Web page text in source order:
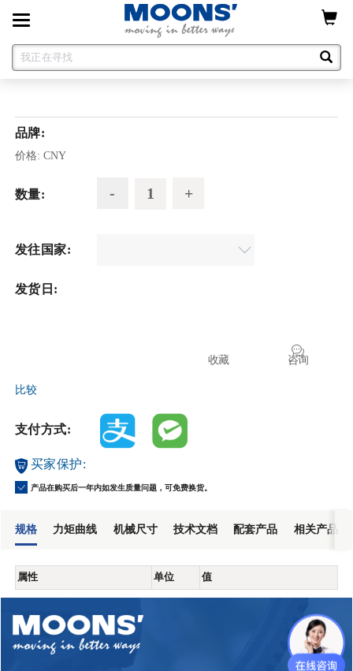
Toggle
navigation
品牌:
价格: CNY
数量:
发往国家:
发货日:
咨询
收藏
比较
支付方式:
买家保护:
产品在购买后一年内如发生质量问题，可免费换货。
规格 力矩曲线 机械尺寸 技术文档 配套产品 相关产品
属性 单位 值